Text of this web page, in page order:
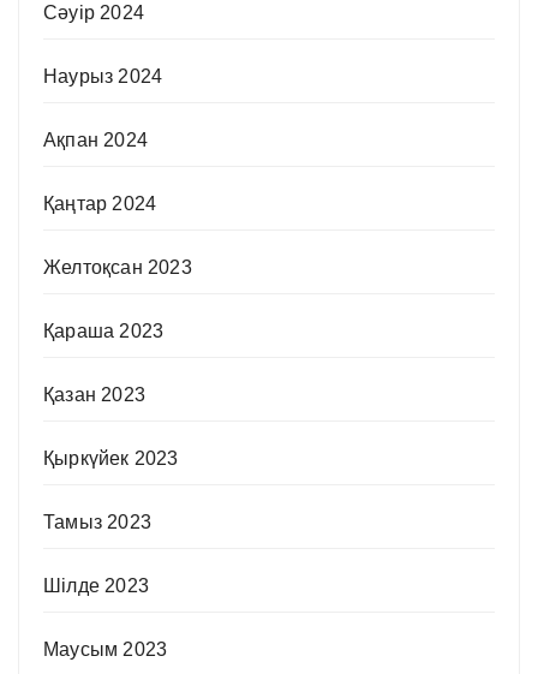
Сәуір 2024
Наурыз 2024
Ақпан 2024
Қаңтар 2024
Желтоқсан 2023
Қараша 2023
Қазан 2023
Қыркүйек 2023
Тамыз 2023
Шілде 2023
Маусым 2023